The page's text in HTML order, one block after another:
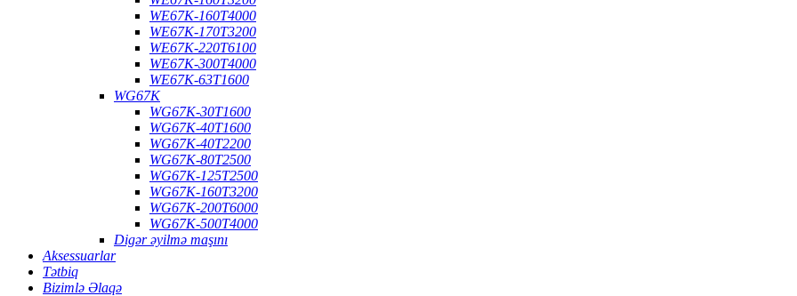
WE67K-160T4000
WE67K-170T3200
WE67K-220T6100
WE67K-300T4000
WE67K-63T1600
WG67K
WG67K-30T1600
WG67K-40T1600
WG67K-40T2200
WG67K-80T2500
WG67K-125T2500
WG67K-160T3200
WG67K-200T6000
WG67K-500T4000
Digər əyilmə maşını
Aksessuarlar
Tətbiq
Bizimlə Əlaqə